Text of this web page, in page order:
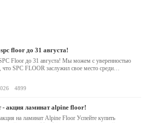
spc floor до 31 августа!
Floor до 31 августа! Мы можем с уверенностью
что SPC FLOOR заслужил свое место среди
4899
- акция ламинат alpine floor!
на ламинат Alpine Floor Успейте купить